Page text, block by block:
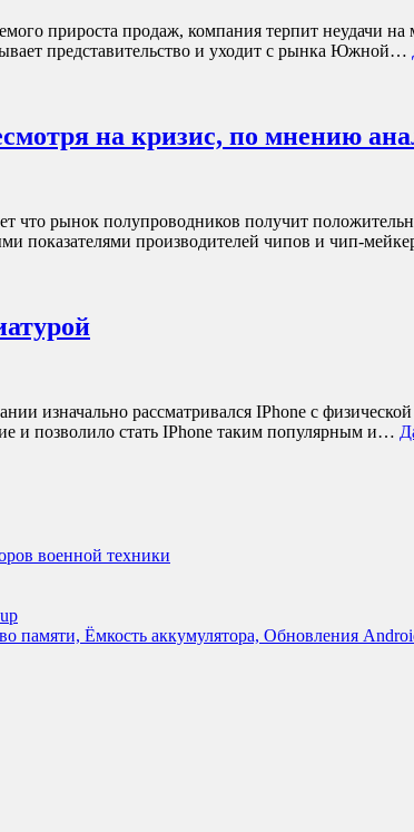
прироста продаж, компания терпит неудачи на
представительство и уходит с рынка Южной…
на кризис, по мнению
что рынок полупроводников получит
показателями производителей чипов и чип-
изначально рассматривался IPhone с
и позволило стать IPhone таким популярным и…
военной техники
Ёмкость аккумулятора, Обновления